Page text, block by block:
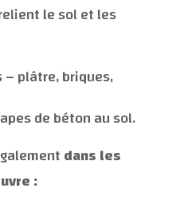
le sol et les
plâtre, briques,
de béton au sol.
dans les
: